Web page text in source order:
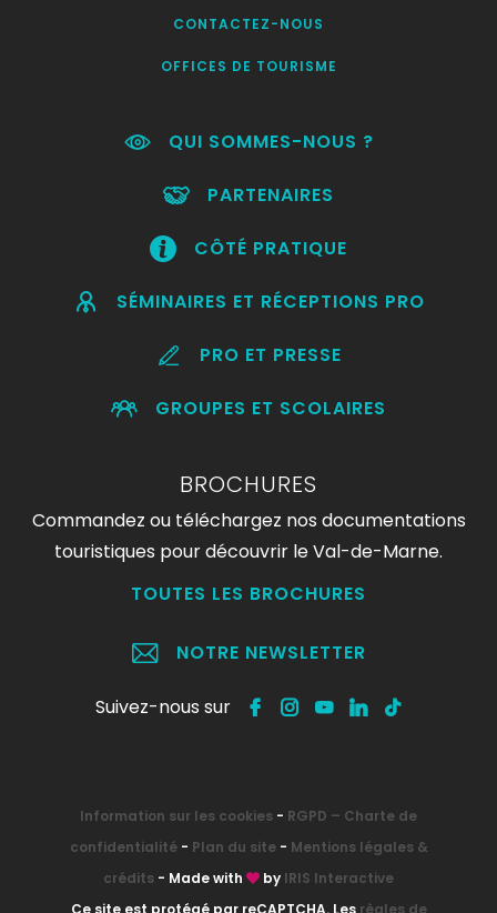
CONTACTEZ-NOUS
OFFICES DE TOURISME
QUI SOMMES-NOUS ?
PARTENAIRES
CÔTÉ PRATIQUE
SÉMINAIRES ET RÉCEPTIONS PRO
PRO ET PRESSE
GROUPES ET SCOLAIRES
BROCHURES
Commandez ou téléchargez nos documentations
touristiques pour découvrir le Val-de-Marne.
TOUTES LES BROCHURES
NOTRE NEWSLETTER
Suivez-nous sur
Information sur les cookies - RGPD – Charte de
confidentialité- Plan du site- Mentions légales &
crédits - Made with by IRIS Interactive
Ce site est protégé par reCAPTCHA. Les règles de